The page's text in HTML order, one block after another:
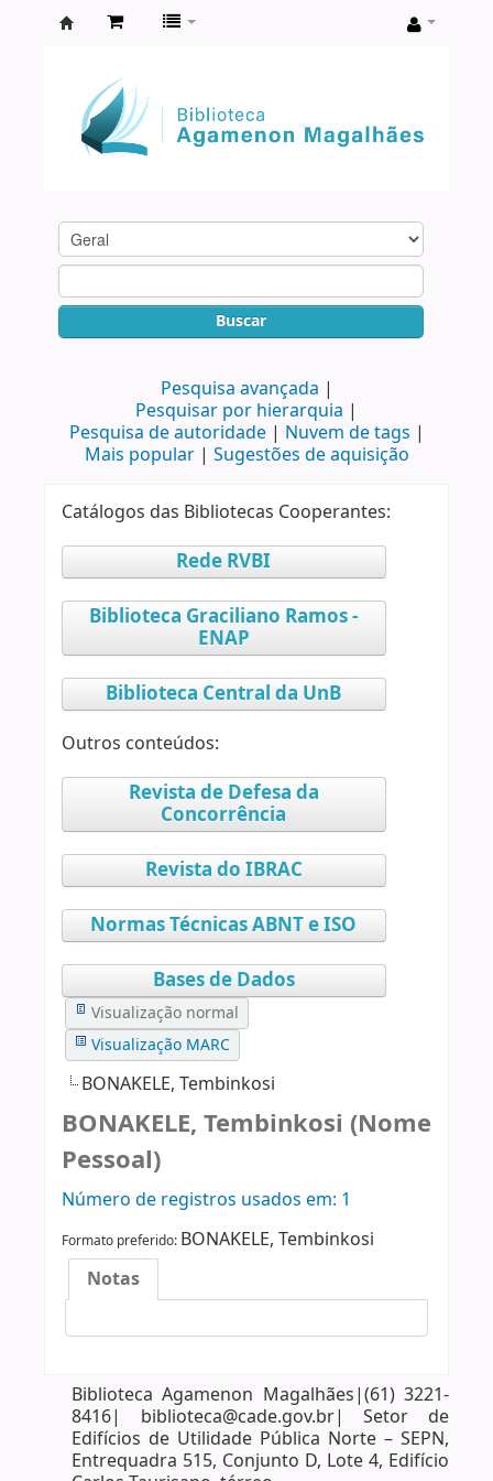
Agamenon
Magalhães
Buscar
Pesquisa avançada
Pesquisar por hierarquia
Pesquisa de autoridade
Nuvem de tags
Mais popular
Sugestões de aquisição
Catálogos das Bibliotecas Cooperantes:
Rede RVBI
Biblioteca Graciliano Ramos -
ENAP
Biblioteca Central da UnB
Outros conteúdos:
Revista de Defesa da
Concorrência
Revista do IBRAC
Normas Técnicas ABNT e ISO
Bases de Dados
Visualização normal
Visualização MARC
BONAKELE, Tembinkosi
BONAKELE, Tembinkosi (Nome
Pessoal)
Número de registros usados ​​em: 1
Formato preferido: BONAKELE, Tembinkosi
Notas
Biblioteca Agamenon Magalhães|(61) 3221-
8416| biblioteca@cade.gov.br| Setor de
Edifícios de Utilidade Pública Norte – SEPN,
Entrequadra 515, Conjunto D, Lote 4, Edifício